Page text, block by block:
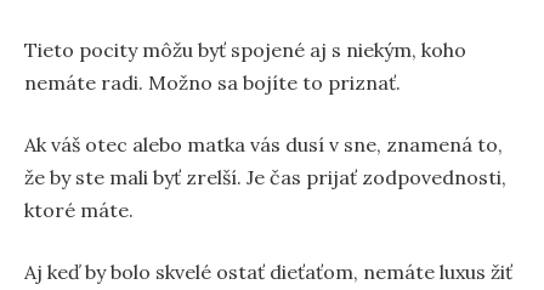
Tieto pocity môžu byť spojené aj s niekým, koho
nemáte radi. Možno sa bojíte to priznať.
Ak váš otec alebo matka vás dusí v sne, znamená to,
že by ste mali byť zrelší. Je čas prijať zodpovednosti,
ktoré máte.
Aj keď by bolo skvelé ostať dieťaťom, nemáte luxus žiť